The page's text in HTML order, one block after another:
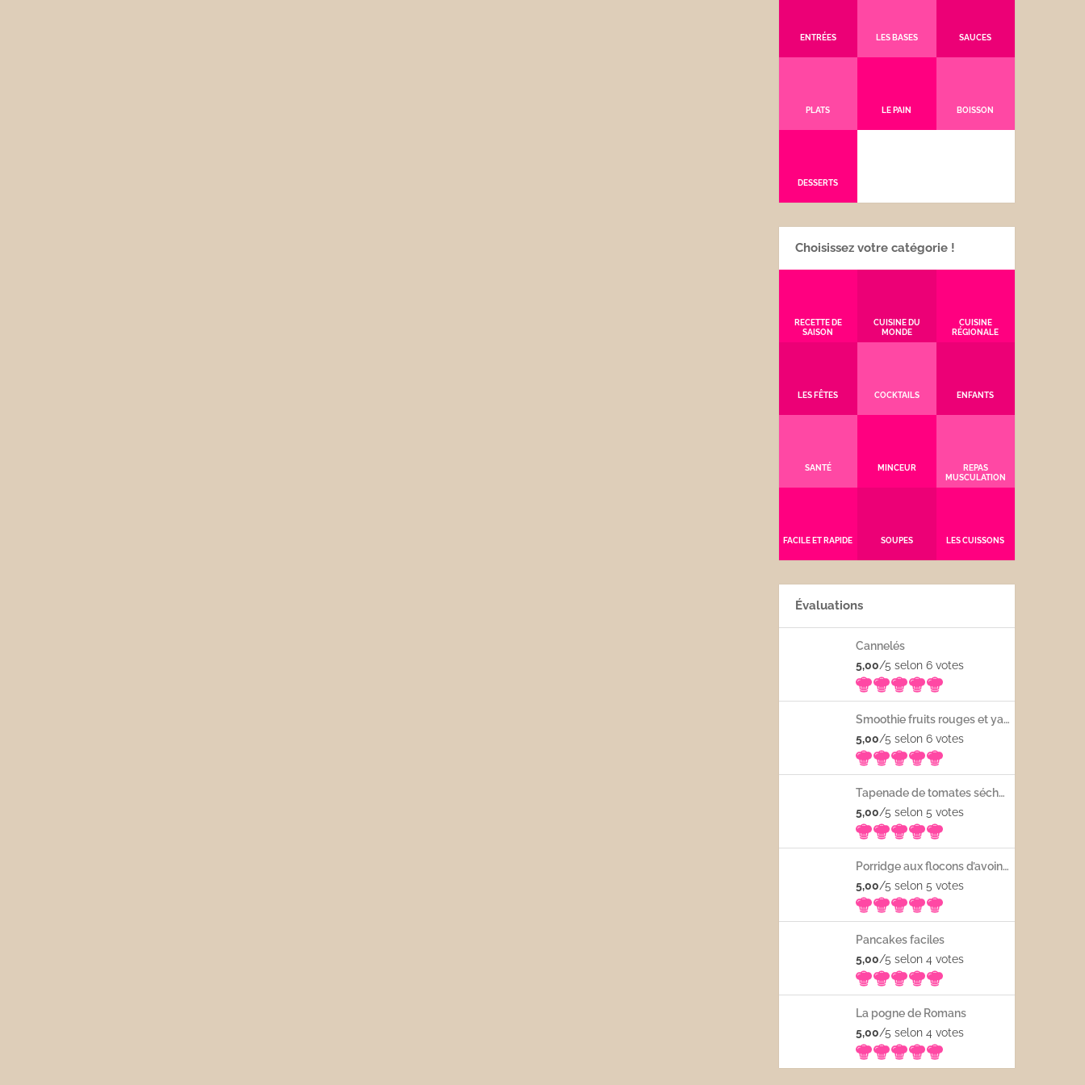
ENTRÉES LES BASES SAUCES
PLATS LE PAIN BOISSON
DESSERTS
Choisissez votre catégorie !
RECETTE DE
SAISON
CUISINE DU
MONDE
CUISINE
RÉGIONALE
LES FÊTES COCKTAILS ENFANTS
SANTÉ MINCEUR
REPAS
MUSCULATION
FACILE ET RAPIDE SOUPES LES CUISSONS
Évaluations
Cannelés
5,00/5 selon 6 votes
Smoothie fruits rouges et yaourt
5,00/5 selon 6 votes
Tapenade de tomates séchées
5,00/5 selon 5 votes
Porridge aux flocons d’avoine avec les fruits frais
5,00/5 selon 5 votes
Pancakes faciles
5,00/5 selon 4 votes
La pogne de Romans
5,00/5 selon 4 votes